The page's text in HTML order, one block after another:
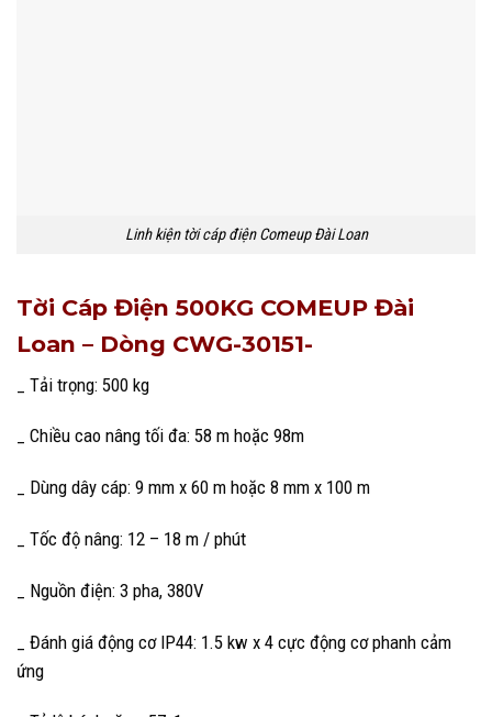
Linh kiện tời cáp điện Comeup Đài Loan
Tời Cáp Điện 500KG COMEUP Đài
Loan – Dòng CWG-30151-
_ Tải trọng: 500 kg
_ Chiều cao nâng tối đa: 58 m hoặc 98m
_ Dùng dây cáp: 9 mm x 60 m hoặc 8 mm x 100 m
_ Tốc độ nâng: 12 – 18 m / phút
_ Nguồn điện: 3 pha, 380V
_ Đánh giá động cơ IP44: 1.5 kw x 4 cực động cơ phanh cảm
ứng